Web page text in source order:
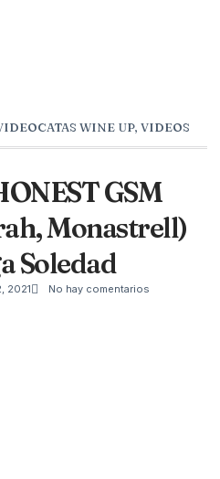
WINE UP, VIDEOS
GSM
Monastrell)
Soledad
2021
No hay comentarios